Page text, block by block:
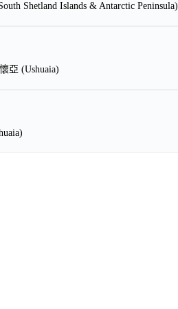
Shetland Islands & Antarctic Peninsula)
亞 (Ushuaia)